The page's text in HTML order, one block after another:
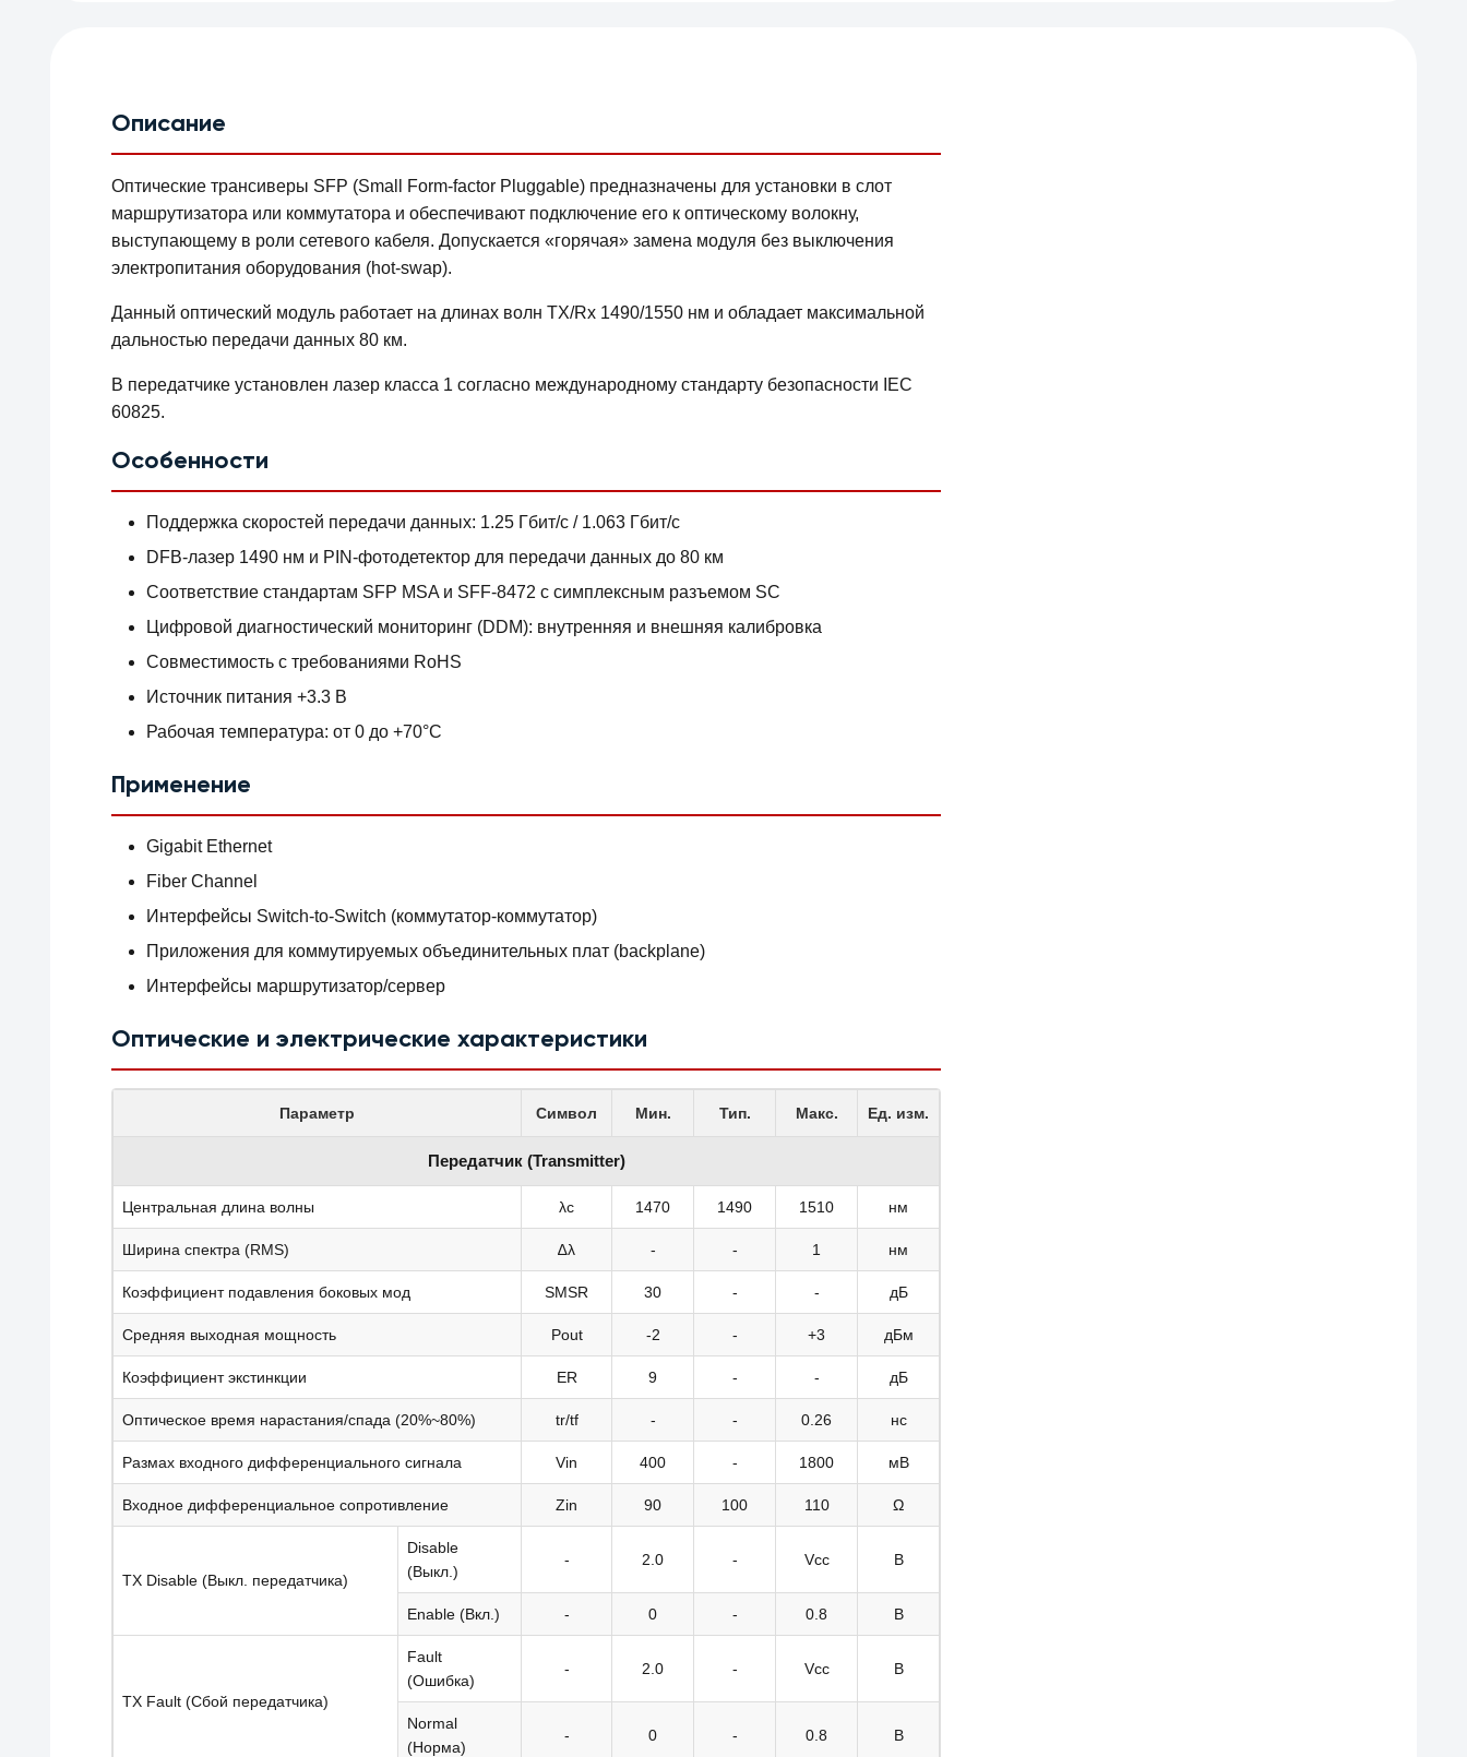
Описание
Оптические трансиверы SFP (Small Form-factor Pluggable) предназначены для установки в слот
маршрутизатора или коммутатора и обеспечивают подключение его к оптическому волокну,
выступающему в роли сетевого кабеля. Допускается «горячая» замена модуля без выключения
электропитания оборудования (hot-swap).
Данный оптический модуль работает на длинах волн TX/Rx 1490/1550 нм и обладает максимальной
дальностью передачи данных 80 км.
В передатчике установлен лазер класса 1 согласно международному стандарту безопасности IEC
60825.
Особенности
Поддержка скоростей передачи данных: 1.25 Гбит/с / 1.063 Гбит/с
DFB-лазер 1490 нм и PIN-фотодетектор для передачи данных до 80 км
Соответствие стандартам SFP MSA и SFF-8472 с симплексным разъемом SC
Цифровой диагностический мониторинг (DDM): внутренняя и внешняя калибровка
Совместимость с требованиями RoHS
Источник питания +3.3 В
Рабочая температура: от 0 до +70°C
Применение
Gigabit Ethernet
Fiber Channel
Интерфейсы Switch-to-Switch (коммутатор-коммутатор)
Приложения для коммутируемых объединительных плат (backplane)
Интерфейсы маршрутизатор/сервер
Оптические и электрические характеристики
Параметр Символ Мин. Тип. Макс. Ед. изм.
Передатчик (Transmitter)
Центральная длина волны λc 1470 1490 1510 нм
Ширина спектра (RMS) ∆λ - - 1 нм
Коэффициент подавления боковых мод SMSR 30 - - дБ
Средняя выходная мощность Pout -2 - +3 дБм
Коэффициент экстинкции ER 9 - - дБ
Оптическое время нарастания/спада (20%~80%) tr/tf - - 0.26 нс
Размах входного дифференциального сигнала Vin 400 - 1800 мВ
Входное дифференциальное сопротивление Zin 90 100 110 Ω
TX Disable (Выкл. передатчика)
Disable
(Выкл.)
- 2.0 - Vcc В
Enable (Вкл.) - 0 - 0.8 В
TX Fault (Сбой передатчика)
Fault
(Ошибка)
- 2.0 - Vcc В
Normal
(Норма)
- 0 - 0.8 В